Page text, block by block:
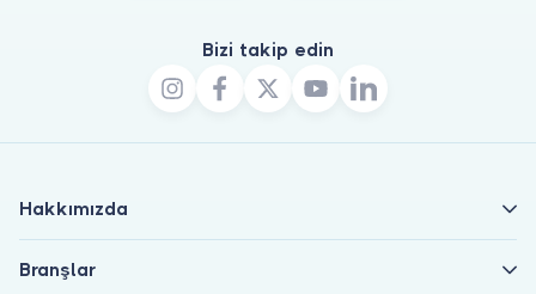
Bizi takip edin
Hakkımızda
Branşlar